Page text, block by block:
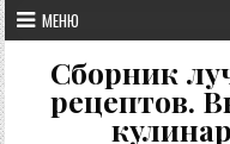
Перейти
к
содержимому
МЕНЮ
Сборник
рецептов.